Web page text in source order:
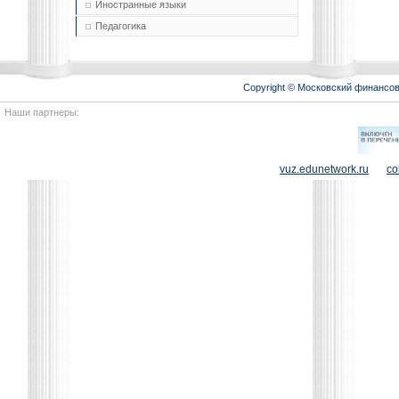
Иностранные языки
Педагогика
Copyright © Московский
Наши партнеры:
vuz.edunetwork.ru